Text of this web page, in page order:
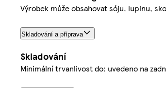
Výrobek může obsahovat sóju, lupinu,
Skladování a příprava
Skladování
Minimální trvanlivost do: uvedeno na